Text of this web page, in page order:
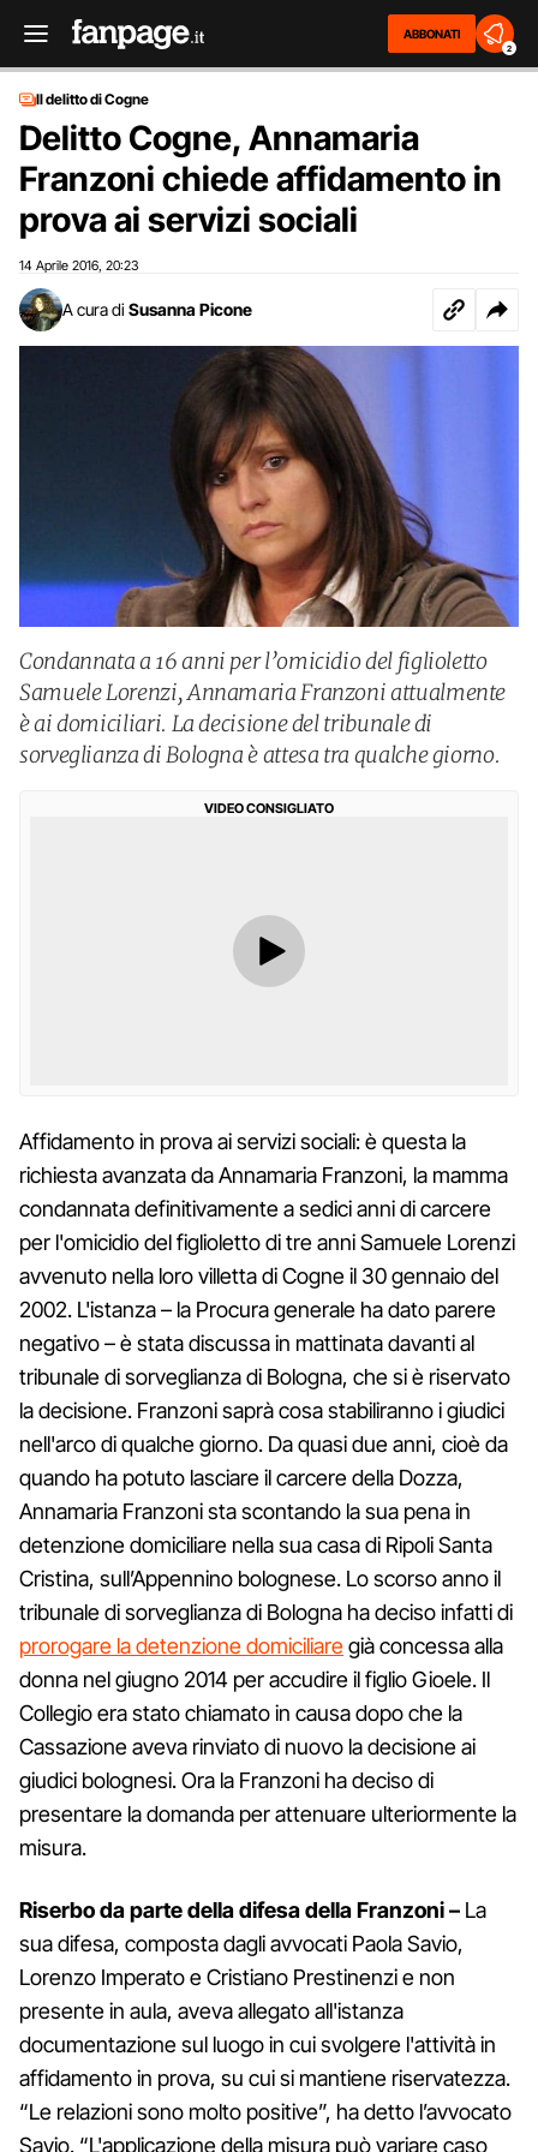
ABBONATI
2
Il delitto di Cogne
Delitto Cogne, Annamaria
Franzoni chiede affidamento in
prova ai servizi sociali
14 Aprile 2016 20:23
A cura di Susanna Picone
Condannata a 16 anni per l’omicidio del figlioletto
Samuele Lorenzi, Annamaria Franzoni attualmente
è ai domiciliari. La decisione del tribunale di
sorveglianza di Bologna è attesa tra qualche giorno.
VIDEO CONSIGLIATO
Affidamento in prova ai servizi sociali: è questa la
richiesta avanzata da Annamaria Franzoni, la mamma
condannata definitivamente a sedici anni di carcere
per l'omicidio del figlioletto di tre anni Samuele Lorenzi
avvenuto nella loro villetta di Cogne il 30 gennaio del
2002. L'istanza – la Procura generale ha dato parere
negativo – è stata discussa in mattinata davanti al
tribunale di sorveglianza di Bologna, che si è riservato
la decisione. Franzoni saprà cosa stabiliranno i giudici
nell'arco di qualche giorno. Da quasi due anni, cioè da
quando ha potuto lasciare il carcere della Dozza,
Annamaria Franzoni sta scontando la sua pena in
detenzione domiciliare nella sua casa di Ripoli Santa
Cristina, sull’Appennino bolognese. Lo scorso anno il
tribunale di sorveglianza di Bologna ha deciso infatti di
prorogare la detenzione domiciliaregià concessa alla
donna nel giugno 2014 per accudire il figlio Gioele. Il
Collegio era stato chiamato in causa dopo che la
Cassazione aveva rinviato di nuovo la decisione ai
giudici bolognesi. Ora la Franzoni ha deciso di
presentare la domanda per attenuare ulteriormente la
misura.
Riserbo da parte della difesa della Franzoni – La
sua difesa, composta dagli avvocati Paola Savio,
Lorenzo Imperato e Cristiano Prestinenzi e non
presente in aula, aveva allegato all'istanza
documentazione sul luogo in cui svolgere l'attività in
affidamento in prova, su cui si mantiene riservatezza.
“Le relazioni sono molto positive”, ha detto l’avvocato
Savio. “L'applicazione della misura può variare caso